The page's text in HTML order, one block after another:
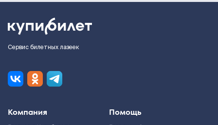
Сервис билетных лазеек
Компания Помощь